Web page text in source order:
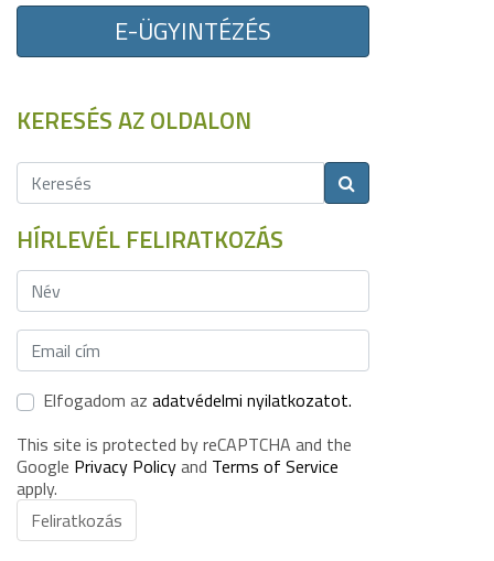
E-ÜGYINTÉZÉS
KERESÉS AZ OLDALON
HÍRLEVÉL FELIRATKOZÁS
Elfogadom az adatvédelmi nyilatkozatot.
This site is protected by reCAPTCHA and the
Google Privacy Policyand Terms of Service
apply.
Feliratkozás